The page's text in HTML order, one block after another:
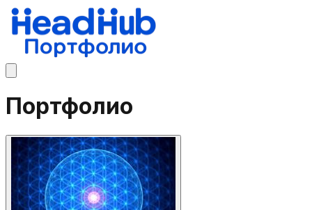
Портфолио